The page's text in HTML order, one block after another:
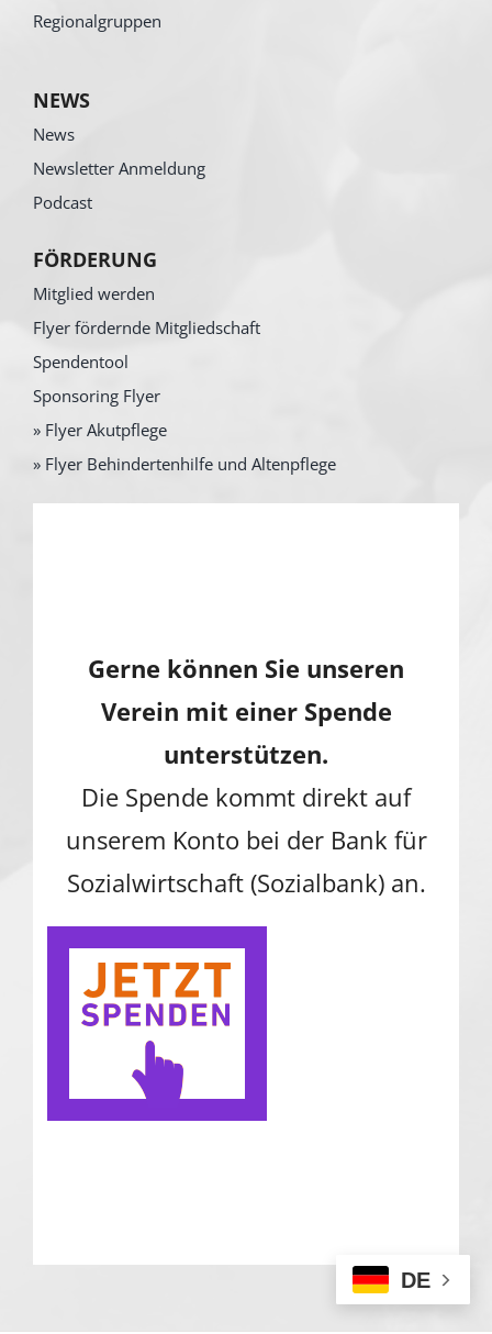
Regionalgruppen
NEWS
News
Newsletter Anmeldung
Podcast
FÖRDERUNG
Mitglied werden
Flyer fördernde Mitgliedschaft
Spendentool
Sponsoring Flyer
» Flyer Akutpflege
» Flyer Behindertenhilfe und Altenpflege
Gerne können Sie unseren
Verein mit einer Spende
unterstützen.
Die Spende kommt direkt auf
unserem Konto bei der Bank für
Sozialwirtschaft (Sozialbank) an.
DE